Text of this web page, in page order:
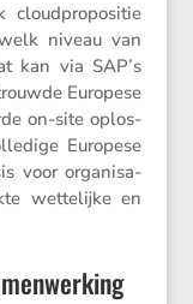
niveau van
kan via SAP’s
Europese
on-site oplos­
Europese
voor organi­sa­
wette­lijke en